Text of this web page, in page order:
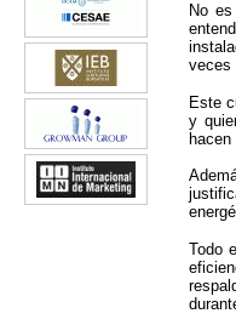
No
veces
Este
y
Todo